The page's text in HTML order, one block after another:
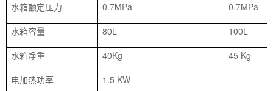
水箱额定压力
0.7MPa
0.7MPa
水箱容量
80L
100L
水箱净重
40Kg
45 Kg
电加热功率
1.5 KW